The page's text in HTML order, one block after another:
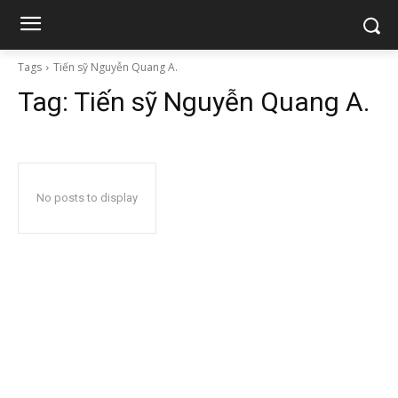
Tags Tiến sỹ Nguyễn Quang A.
Tag: Tiến sỹ Nguyễn Quang A.
No posts to display